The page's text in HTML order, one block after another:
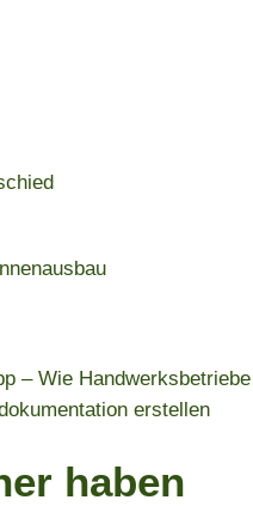
– Wie Handwerksbetriebe
erstellen
haben